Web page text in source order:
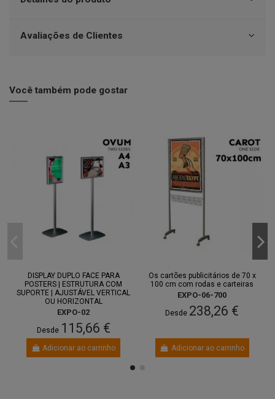
Avaliações de Clientes
Você também pode gostar
DISPLAY DUPLO FACE PARA
POSTERS | ESTRUTURA COM
SUPORTE | AJUSTÁVEL VERTICAL
OU HORIZONTAL
EXPO-02
Desde 115,66 €
Adicionar ao carrinho
Os cartões publicitários de 70 x
100 cm com rodas e carteiras
EXPO-06-700
Desde 238,26 €
Adicionar ao carrinho